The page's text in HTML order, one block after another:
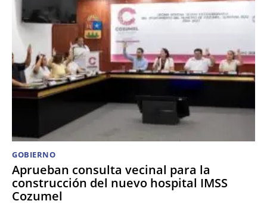
GOBIERNO
Aprueban consulta vecinal para la
construcción del nuevo hospital IMSS
Cozumel